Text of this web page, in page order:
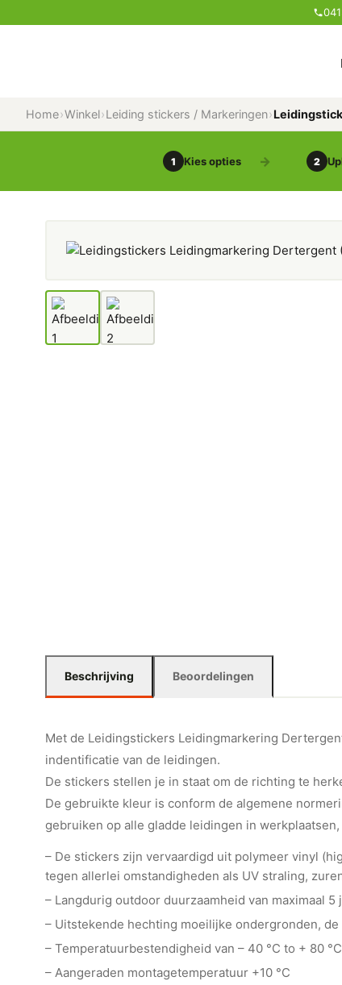
Home›Winkel›Leiding stickers / Markeringen›
1 Kies opties 2
Beschrijving Beoordelingen
Met de Leidingstickers Leidingmarkering
indentificatie van de leidingen.
De stickers stellen je in staat om de richting te
De gebruikte kleur is conform de algemene
gebruiken op alle gladde leidingen in
– De stickers zijn vervaardigd uit polymeer vinyl
tegen allerlei omstandigheden als UV straling,
– Langdurig outdoor duurzaamheid van maximaal 5
– Uitstekende hechting moeilijke ondergronden,
– Temperatuurbestendigheid van – 40 °C to + 80 °C
– Aangeraden montagetemperatuur +10 °C